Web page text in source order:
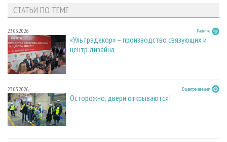
СТАТЬИ ПО ТЕМЕ
23.03.2026 Развитие
«Ультрадекор» – производство связующих и
центр дизайна
23.03.2026 В центре внимания
Осторожно, двери открываются!